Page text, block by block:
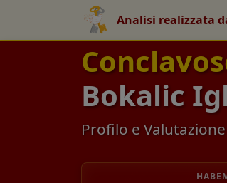
Analisi realizzata
Bokalic
Profilo e